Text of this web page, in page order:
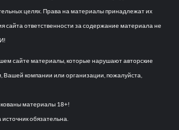
целях. Права на материалы принадлежат их
сайта ответственности за содержание материала не
сайте материалы, которые нарушают авторские
компании или организации, пожалуйста,
материалы 18+!
обязательна.